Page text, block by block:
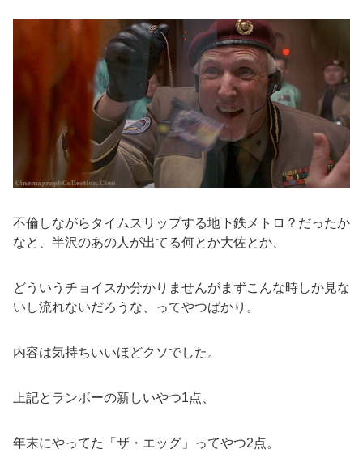
不倫しながらタイムスリップする地下鉄メトロ？だったか
なと、半沢のあの人が出てる何とか大佐とか、
どういうチョイスか分かりませんがまずこんな時しか見な
いし流れないだろうな、ってやつばかり。
内容は気持ちいいほどクソでした。
上記とランボーの新しいやつ1点、
年末にやってた「ザ・エッグ」ってやつ2点。